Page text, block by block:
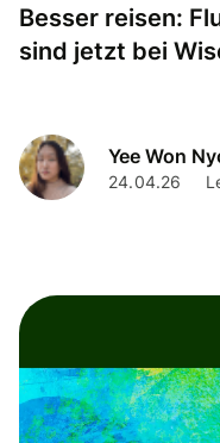
Besser reisen:
sind jetzt bei
Yee Won
24.04.26